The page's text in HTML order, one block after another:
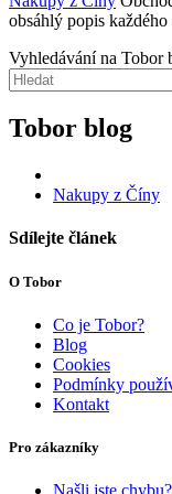
obsáhlý popis
Vyhledávání na Tobor
Tobor blog
Nakupy z Číny
Sdílejte článek
O Tobor
Co je Tobor?
Blog
Cookies
Podmínky
Kontakt
Pro zákazníky
Našli jste chybu?